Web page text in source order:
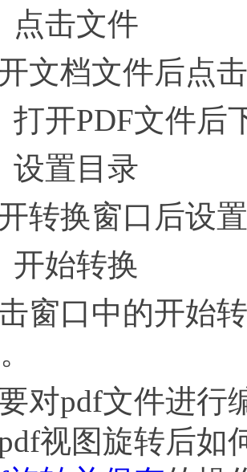
击文件
档文件后点击
PDF文件后下
置目录
换窗口后设置
始转换
口中的开始转
pdf文件进行编
视图旋转后如